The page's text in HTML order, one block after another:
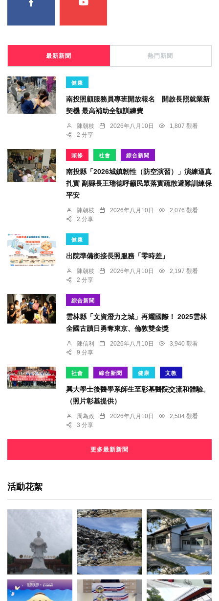
最新新聞 熱門新聞
健康
南投照顧服務員專班開放報名 開啟長照就業新
契機 最高補助全額訓練費
陳朝枝 2026年八月10日
1,807 觀看
2 分享
頭條 社會 綜合新聞
南投縣「2026城鎮韌性（防空演習）」演練逼真
扎實 副縣長王瑞德呼籲民眾落實疏散避難訓練保
平安
陳朝枝 2026年八月10日
2,076 觀看
2 分享
健康
出院準備銜接長照服務「零時差」
陳朝枝 2026年八月10日
2,197 觀看
2 分享
綜合新聞
雲林縣「文資潛力之城」再耀國際！ 2025雲林
全國古蹟日勇奪東京、倫敦雙金獎
陳信利 2026年八月10日
3,940 觀看
9 分享
社會 綜合新聞 健康 文教
興大學士後醫學系師生至彰基醫院交流和體驗。
（照片彰基提供）
周為政 2026年八月10日
2,504 觀看
3 分享
更多最新新聞
活動花絮